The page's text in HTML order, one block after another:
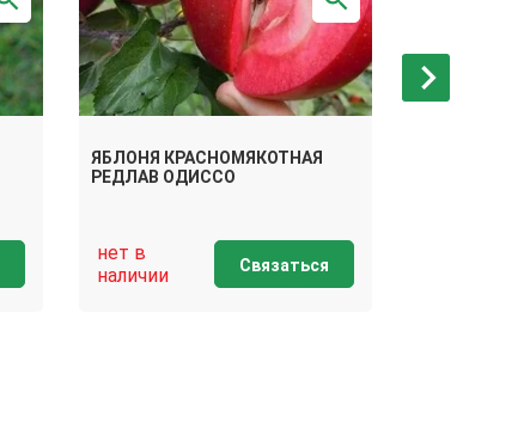
ЯБЛОНЯ КРАСНОМЯКОТНАЯ
РЕДЛАВ ОДИССО
нет в
наличии
Связаться